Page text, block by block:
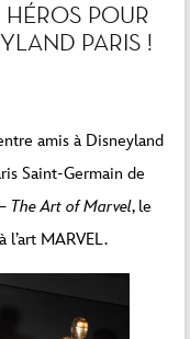
POUR
PARIS !
amis à Disneyland
Saint-Germain de
The Art of Marvel, le
MARVEL.